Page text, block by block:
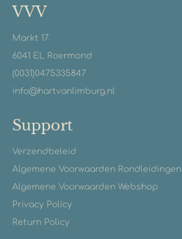
VVV
Markt 17
6041 EL Roermond
(0031)0475335847
info@hartvanlimburg.nl
Support
Verzendbeleid
Algemene Voorwaarden Rondleidingen
Algemene Voorwaarden Webshop
Privacy Policy
Return Policy